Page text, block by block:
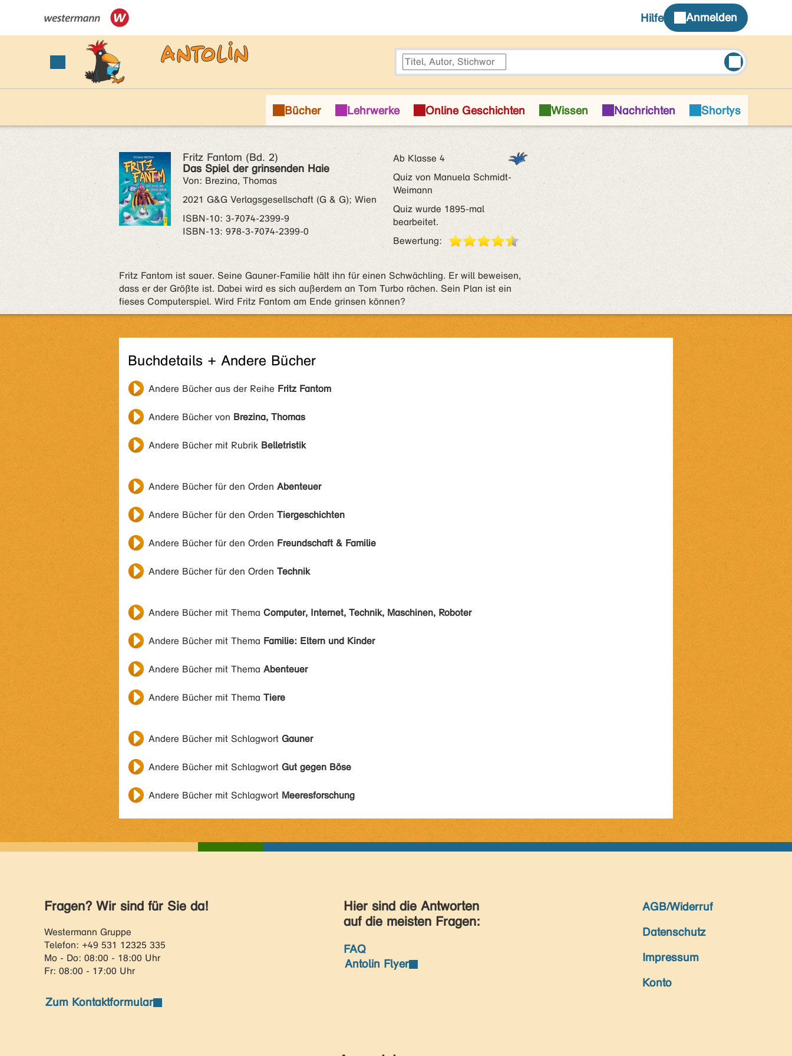
Fritz Fantom (Bd. 2)
Das Spiel der grinsenden Haie
Von: Brezina, Thomas
2021 G&G Verlagsgesellschaft (G & G); Wien
ISBN‑10: 3-7074-2399-9
ISBN‑13: 978-3-7074-2399-0
Ab Klasse 4
Quiz von Manuela Schmidt-
Weimann
Quiz wurde 1895-mal
bearbeitet.
Bewertung:
Fritz Fantom ist sauer. Seine Gauner-Familie hält ihn für einen Schwächling. Er will beweisen,
dass er der Größte ist. Dabei wird es sich außerdem an Tom Turbo rächen. Sein Plan ist ein
fieses Computerspiel. Wird Fritz Fantom am Ende grinsen können?
Buchdetails + Andere Bücher
Andere Bücher aus der Reihe Fritz Fantom
Andere Bücher von Brezina, Thomas
Andere Bücher mit Rubrik Belletristik
Andere Bücher für den Orden Abenteuer
Andere Bücher für den Orden Tiergeschichten
Andere Bücher für den Orden Freundschaft & Familie
Andere Bücher für den Orden Technik
Andere Bücher mit Thema Computer, Internet, Technik, Maschinen, Roboter
Andere Bücher mit Thema Familie: Eltern und Kinder
Andere Bücher mit Thema Abenteuer
Andere Bücher mit Thema Tiere
Andere Bücher mit Schlagwort Gauner
Andere Bücher mit Schlagwort Gut gegen Böse
Andere Bücher mit Schlagwort Meeresforschung